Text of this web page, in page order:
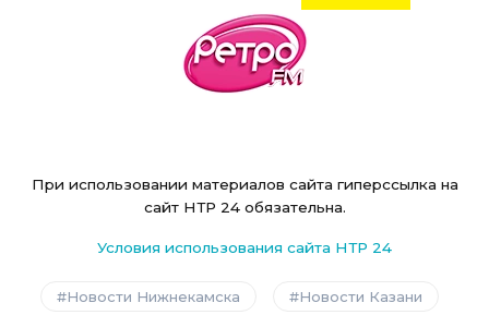
При использовании материалов сайта гиперссылка на
сайт НТР 24 обязательна.
Условия использования сайта НТР 24
Новости Нижнекамска Новости Казани